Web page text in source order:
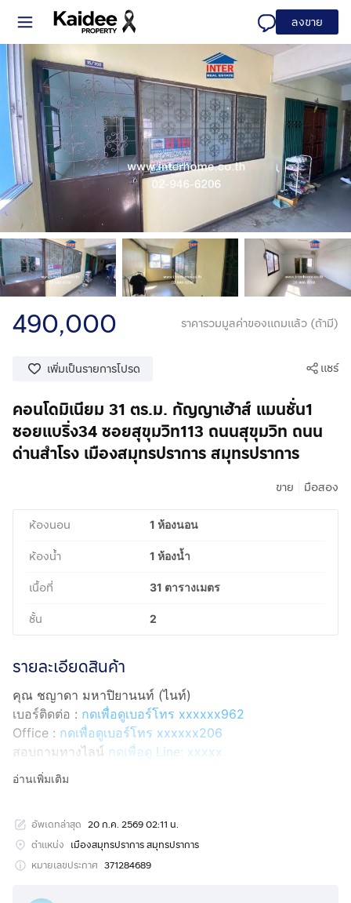
ลงขาย
490,000 ราคารวมมูลค่าของแถมแล้ว (ถ้ามี)
เพิ่มเป็นรายการโปรด แชร์
คอนโดมิเนียม 31 ตร.ม. กัญญาเฮ้าส์ แมนชั่น1
ซอยแบริ่ง34 ซอยสุขุมวิท113 ถนนสุขุมวิท ถนน
ด่านสำโรง เมืองสมุทรปราการ สมุทรปราการ
ขาย มือสอง
ห้องนอน 1 ห้องนอน
ห้องน้ำ 1 ห้องน้ำ
เนื้อที่ 31 ตารางเมตร
ชั้น 2
รายละเอียดสินค้า
คุณ ชญาดา มหาปิยานนท์ (ไนท์)
เบอร์ติดต่อ : กดเพื่อดูเบอร์โทร xxxxxx962
Office : กดเพื่อดูเบอร์โทร xxxxxx206
สอบถามทางไลน์ กดเพื่อดู Line: xxxxx
Line ID: @interhome
ขนาด 31 ตร.ม.
ที่ตั้ง : กัญญาเฮ้าส์ แมนชั่น1 ถ.สุขุมวิท เมืองสมุทรปราการ
อ่านเพิ่มเติม
อัพเดทล่าสุด 20 ก.ค. 2569 02:11 น.
ตำแหน่ง เมืองสมุทรปราการ สมุทรปราการ
หมายเลขประกาศ 371284689